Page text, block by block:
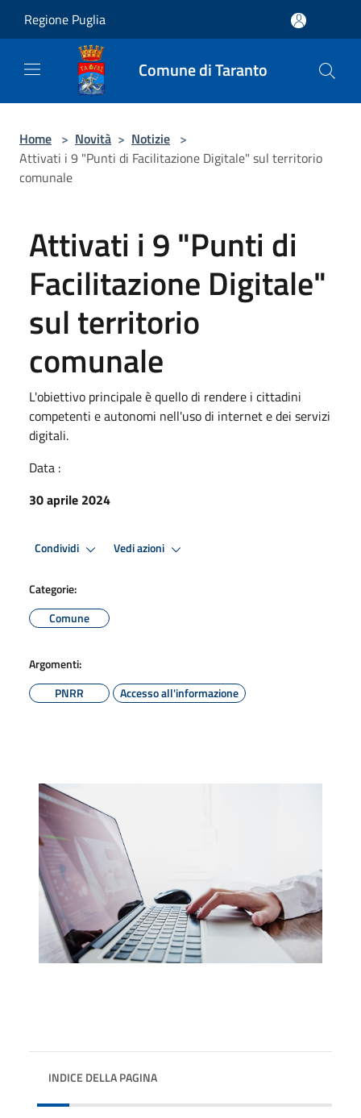
Regione Puglia
Comune di Taranto
Home > Novità > Notizie >
Attivati i 9 "Punti di Facilitazione Digitale" sul territorio
comunale
Attivati i 9 "Punti di
Facilitazione Digitale"
sul territorio
comunale
L'obiettivo principale è quello di rendere i cittadini
competenti e autonomi nell'uso di internet e dei servizi
digitali.
Data :
30 aprile 2024
Condividi Vedi azioni
Categorie:
Comune
Argomenti:
PNRR
Accesso all'informazione
INDICE DELLA PAGINA